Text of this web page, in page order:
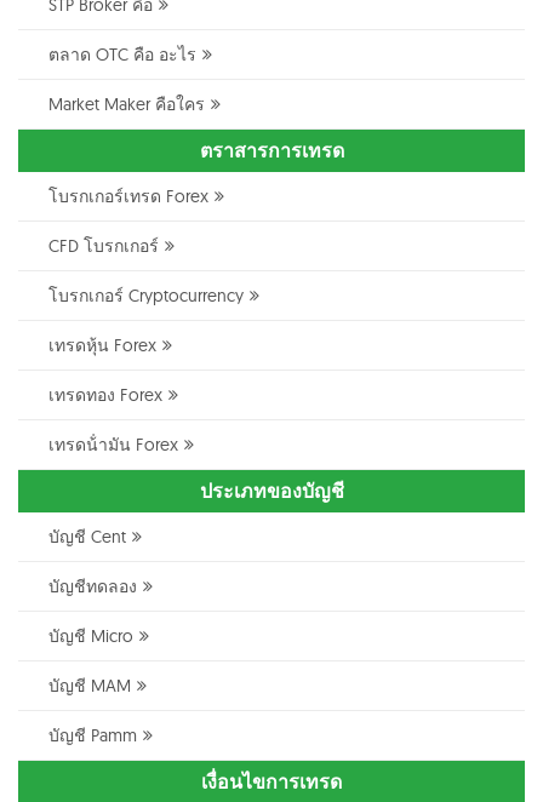
ตลาด OTC คือ อะไร
Market Maker คือใคร
ตราสารการเทรด
โบรกเกอร์เทรด Forex
CFD โบรกเกอร์
โบรกเกอร์ Cryptocurrency
เทรดหุ้น Forex
เทรดทอง Forex
เทรดน้ํามัน Forex
ประเภทของบัญชี
บัญชี Cent
บัญชีทดลอง
บัญชี Micro
บัญชี MAM
บัญชี Pamm
เงื่อนไขการเทรด